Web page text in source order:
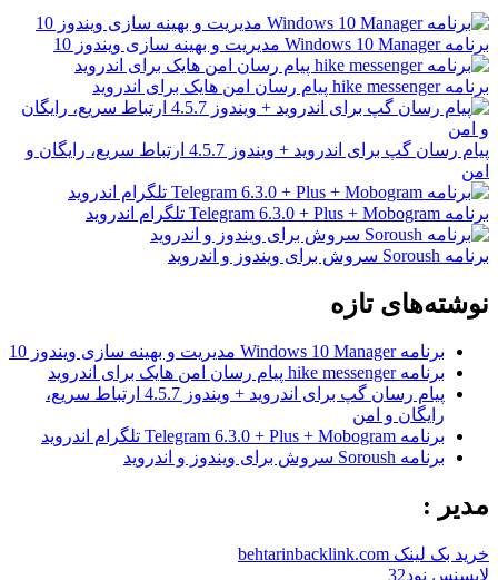
برنامه Windows 10 Manager مدیریت و بهینه سازی ویندوز 10
برنامه hike messenger پیام‌ رسان‌ امن هایک برای اندروید
پیام رسان گپ برای اندروید + ویندوز 4.5.7 ارتباط سریع، رایگان و
امن
برنامه Telegram 6.3.0 + Plus + Mobogram تلگرام اندروید
برنامه Soroush سروش برای ویندوز و اندروید
نوشته‌های تازه
برنامه Windows 10 Manager مدیریت و بهینه سازی ویندوز 10
برنامه hike messenger پیام‌ رسان‌ امن هایک برای اندروید
پیام رسان گپ برای اندروید + ویندوز 4.5.7 ارتباط سریع،
رایگان و امن
برنامه Telegram 6.3.0 + Plus + Mobogram تلگرام اندروید
برنامه Soroush سروش برای ویندوز و اندروید
مدیر :
خرید بک لینک behtarinbacklink.com
لایسنس نود32